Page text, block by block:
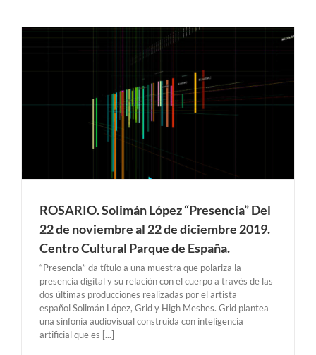
ROSARIO. Solimán López “Presencia” Del
22 de noviembre al 22 de diciembre 2019.
Centro Cultural Parque de España.
“Presencia” da título a una muestra que polariza la
presencia digital y su relación con el cuerpo a través de las
dos últimas producciones realizadas por el artista
español Solimán López, Grid y High Meshes. Grid plantea
una sinfonía audiovisual construida con inteligencia
artificial que es [...]